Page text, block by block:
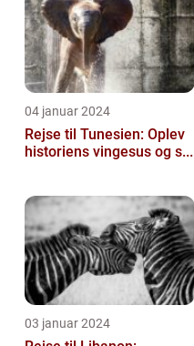
04 januar 2024
Rejse til Tunesien: Oplev
historiens vingesus og s...
03 januar 2024